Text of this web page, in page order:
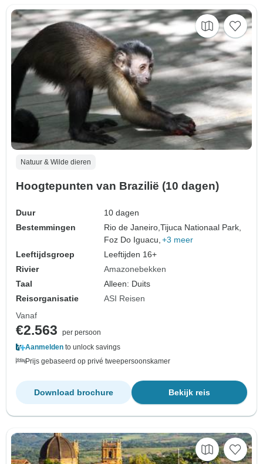
Natuur & Wilde dieren
Hoogtepunten van Brazilië (10 dagen)
Duur
10 dagen
Bestemmingen
Rio de Janeiro,Tijuca Nationaal Park,
Foz Do Iguacu, +3 meer
Leeftijdsgroep
Leeftijden 16+
Rivier
Amazonebekken
Taal
Alleen: Duits
Reisorganisatie
ASI Reisen
Vanaf
€2.563
per persoon
Aanmelden to unlock savings
Prijs gebaseerd op privé tweepersoonskamer
Bekijk reis
Download brochure